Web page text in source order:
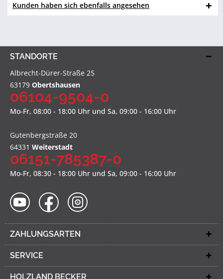
Kunden haben sich ebenfalls angesehen
STANDORTE
Albrecht-Dürer-Straße 25
63179 Obertshausen
06104-9504-0
Mo-Fr, 08:00 - 18:00 Uhr und Sa, 09:00 - 16:00 Uhr
Gutenbergstraße 20
64331 Weiterstadt
06151-785387-0
Mo-Fr, 08:30 - 18:00 Uhr und Sa, 09:00 - 16:00 Uhr
ZAHLUNGSARTEN
SERVICE
HOLZLAND BECKER